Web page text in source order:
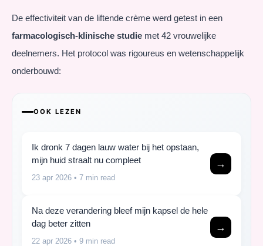
De effectiviteit van de liftende crème werd getest in een
farmacologisch-klinische studie met 42 vrouwelijke
deelnemers. Het protocol was rigoureus en wetenschappelijk
onderbouwd:
OOK LEZEN
Ik dronk 7 dagen lauw water bij het opstaan,
mijn huid straalt nu compleet
23 apr 2026 • 7 min read
→
Na deze verandering bleef mijn kapsel de hele
dag beter zitten
22 apr 2026 • 9 min read
→